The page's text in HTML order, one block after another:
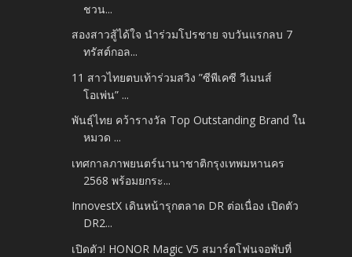
ชวน...
สองสาวสู้ได้ใจ นำร่วมโปรชาย จบวันแรกลบ 7
ทรัสต์กอล...
11 สาวไทยตบเท้าร่วมสวิง ”ซีพีเคซี วีเมนส์
โอเพ่น” ...
พันธุ์ไทย คว้ารางวัล Top Outstanding Brand ใน
หมวด ...
เทศกาลภาพยนตร์นานาชาติกรุงเทพมหานคร
2568 พร้อมยกระ...
InnovestX เดินหน้ารุกตลาด DR ต่อเนื่อง เปิดตัว
DR2...
เปิดตัว! HONOR Magic V5 สมาร์ตโฟนจอพับที่